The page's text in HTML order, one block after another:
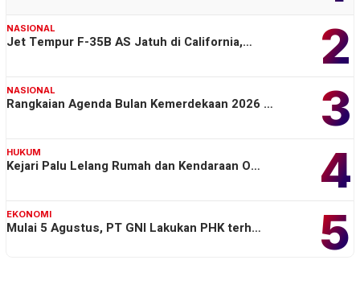
2
NASIONAL
Jet Tempur F-35B AS Jatuh di California,…
3
NASIONAL
Rangkaian Agenda Bulan Kemerdekaan 2026 …
4
HUKUM
Kejari Palu Lelang Rumah dan Kendaraan O…
5
EKONOMI
Mulai 5 Agustus, PT GNI Lakukan PHK terh…